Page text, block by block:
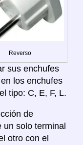
Reverso
sus enchufes
los enchufes
tipo: C, E, F, L.
de
solo terminal
otro con el